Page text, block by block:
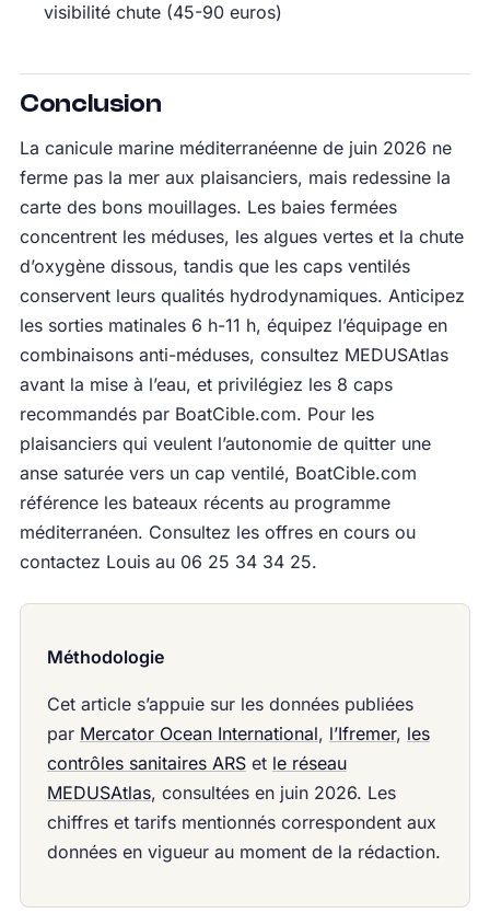
visibilité chute (45-90 euros)
Conclusion
La canicule marine méditerranéenne de juin 2026 ne
ferme pas la mer aux plaisanciers, mais redessine la
carte des bons mouillages. Les baies fermées
concentrent les méduses, les algues vertes et la chute
d’oxygène dissous, tandis que les caps ventilés
conservent leurs qualités hydrodynamiques. Anticipez
les sorties matinales 6 h-11 h, équipez l’équipage en
combinaisons anti-méduses, consultez MEDUSAtlas
avant la mise à l’eau, et privilégiez les 8 caps
recommandés par BoatCible.com. Pour les
plaisanciers qui veulent l’autonomie de quitter une
anse saturée vers un cap ventilé, BoatCible.com
référence les bateaux récents au programme
méditerranéen. Consultez les offres en cours ou
contactez Louis au 06 25 34 34 25.
Méthodologie
Cet article s’appuie sur les données publiées
par Mercator Ocean International, l’Ifremer, les
contrôles sanitaires ARSet le réseau
MEDUSAtlas, consultées en juin 2026. Les
chiffres et tarifs mentionnés correspondent aux
données en vigueur au moment de la rédaction.